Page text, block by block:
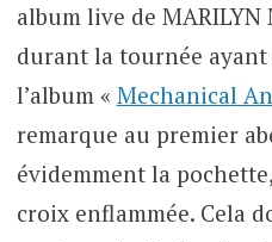
album live de MARILYN
durant la tournée
l’album « Mechanical
remarque au premier
évidemment la
croix enflammée. Cela